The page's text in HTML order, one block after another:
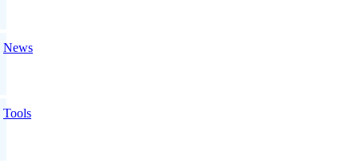
News
Tools